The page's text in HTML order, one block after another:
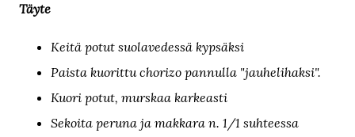
Täyte
Keitä potut suolavedessä kypsäksi
Paista kuorittu chorizo pannulla "jauhelihaksi".
Kuori potut, murskaa karkeasti
Sekoita peruna ja makkara n. 1/1 suhteessa